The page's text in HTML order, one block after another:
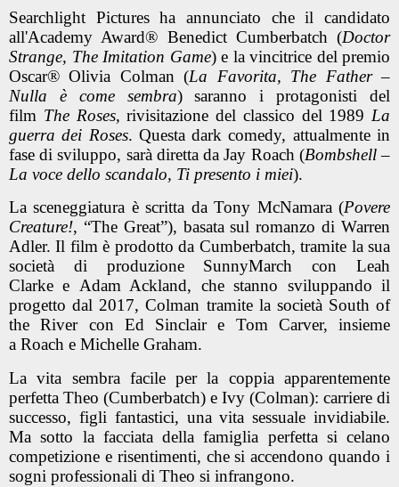
Searchlight Pictures ha annunciato che il candidato
all'Academy Award® Benedict Cumberbatch (Doctor
Strange, The Imitation Game) e la vincitrice del premio
Oscar® Olivia Colman (La Favorita, The Father –
Nulla è come sembra) saranno i protagonisti del
film The Roses, rivisitazione del classico del 1989 La
guerra dei Roses. Questa dark comedy, attualmente in
fase di sviluppo, sarà diretta da Jay Roach (Bombshell –
La voce dello scandalo, Ti presento i miei).
La sceneggiatura è scritta da Tony McNamara (Povere
Creature!, “The Great”), basata sul romanzo di Warren
Adler. Il film è prodotto da Cumberbatch, tramite la sua
società di produzione SunnyMarch con Leah
Clarke e Adam Ackland, che stanno sviluppando il
progetto dal 2017, Colman tramite la società South of
the River con Ed Sinclair e Tom Carver, insieme
a Roach e Michelle Graham.
La vita sembra facile per la coppia apparentemente
perfetta Theo (Cumberbatch) e Ivy (Colman): carriere di
successo, figli fantastici, una vita sessuale invidiabile.
Ma sotto la facciata della famiglia perfetta si celano
competizione e risentimenti, che si accendono quando i
sogni professionali di Theo si infrangono.